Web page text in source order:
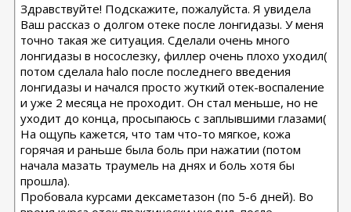
Здравствуйте! Подскажите, пожалуйста. Я увидела
Ваш рассказ о долгом отеке после лонгидазы. У меня
точно такая же ситуация. Сделали очень много
лонгидазы в носослезку, филлер очень плохо уходил(
потом сделала halo после последнего введения
лонгидазы и начался просто жуткий отек-воспаление
и уже 2 месяца не проходит. Он стал меньше, но не
уходит до конца, просыпаюсь с заплывшими глазами(
На ощупь кажется, что там что-то мягкое, кожа
горячая и раньше была боль при нажатии (потом
начала мазать траумель на днях и боль хотя бы
прошла).
Пробовала курсами дексаметазон (по 5-6 дней). Во